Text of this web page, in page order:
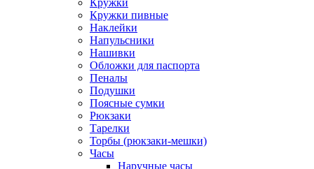
Кружки пивные
Наклейки
Напульсники
Нашивки
Обложки для паспорта
Пеналы
Подушки
Поясные сумки
Рюкзаки
Тарелки
Торбы (рюкзаки-мешки)
Часы
Наручные часы